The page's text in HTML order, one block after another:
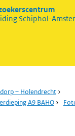
Schiphol-
– Holendrecht ›
A9 BAHO ›